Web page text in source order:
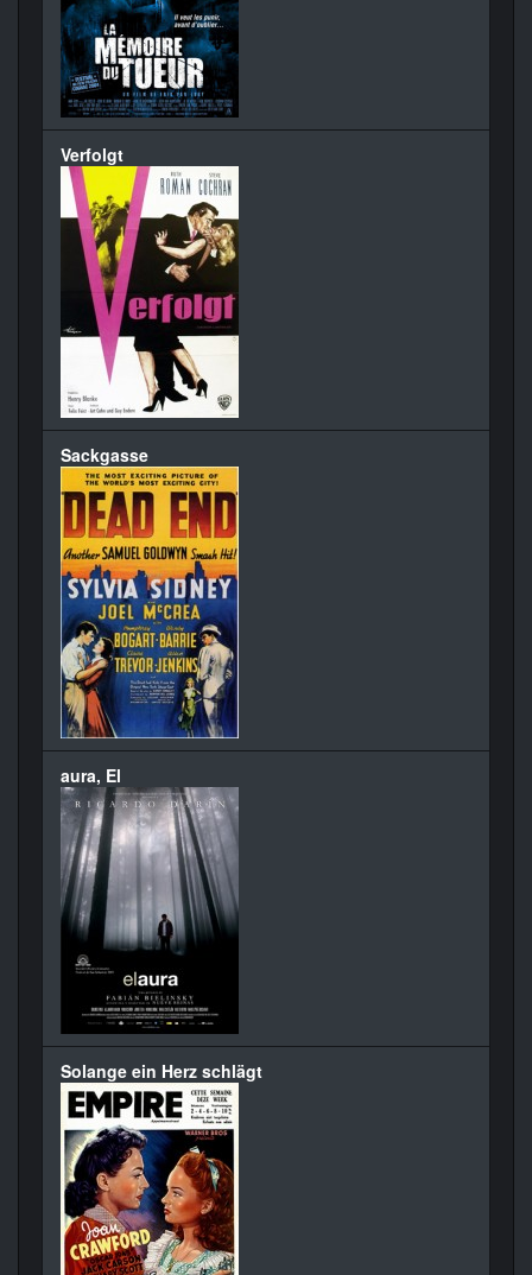
Verfolgt
Sackgasse
aura, El
Solange ein Herz schlägt